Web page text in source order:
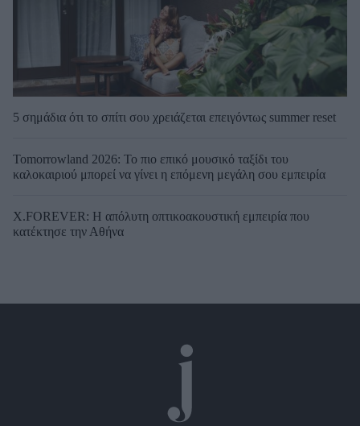
5 σημάδια ότι το σπίτι σου χρειάζεται επειγόντως summer reset
Tomorrowland 2026: Το πιο επικό μουσικό ταξίδι του
καλοκαιριού μπορεί να γίνει η επόμενη μεγάλη σου εμπειρία
X.FOREVER: Η απόλυτη οπτικοακουστική εμπειρία που
κατέκτησε την Αθήνα